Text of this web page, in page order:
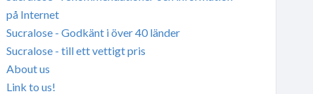
på Internet
Sucralose - Godkänt i över 40 länder
Sucralose - till ett vettigt pris
About us
Link to us!